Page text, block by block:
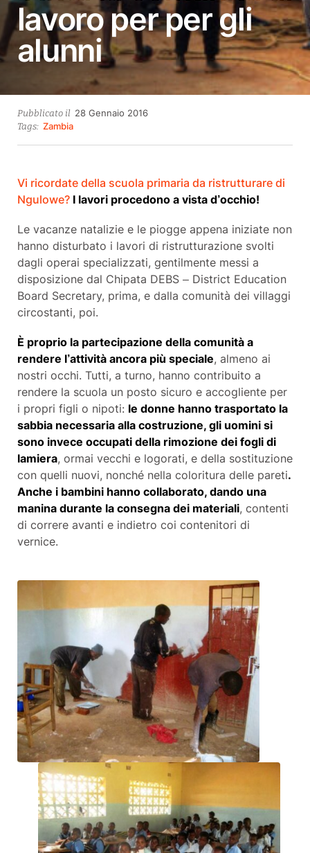
lavoro per per gli
alunni
Pubblicato il 28 Gennaio 201628
Tags: Zambia
Vi ricordate della scuola primaria da ristrutturare di
Ngulowe? I lavori procedono a vista d’occhio!
Le vacanze natalizie e le piogge appena iniziate non
hanno disturbato i lavori di ristrutturazione svolti
dagli operai specializzati, gentilmente messi a
disposizione dal Chipata DEBS – District Education
Board Secretary, prima, e dalla comunità dei villaggi
circostanti, poi.
È proprio la partecipazione della comunità a
rendere l’attività ancora più speciale, almeno ai
nostri occhi. Tutti, a turno, hanno contribuito a
rendere la scuola un posto sicuro e accogliente per
i propri figli o nipoti: le donne hanno trasportato la
sabbia necessaria alla costruzione, gli uomini si
sono invece occupati della rimozione dei fogli di
lamiera, ormai vecchi e logorati, e della sostituzione
con quelli nuovi, nonché nella coloritura delle pareti.
Anche i bambini hanno collaborato, dando una
manina durante la consegna dei materiali, contenti
di correre avanti e indietro coi contenitori di
vernice.